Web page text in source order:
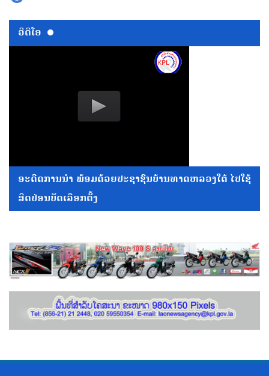
ວີດີໂອ
ອະດີດການນໍາ ພ້ອມດ້ວຍປະຊາຊົນບ້ານທາດຫລວງໃຕ້ ໄປໃຊ້
ສິດປ່ອນບັດເລືອກຕັ້ງ